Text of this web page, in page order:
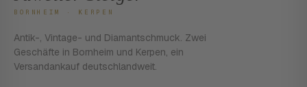
BORNHEIM · KERPEN
Antik-, Vintage- und Diamantschmuck. Zwei
Geschäfte in Bornheim und Kerpen, ein
Versandankauf deutschlandweit.